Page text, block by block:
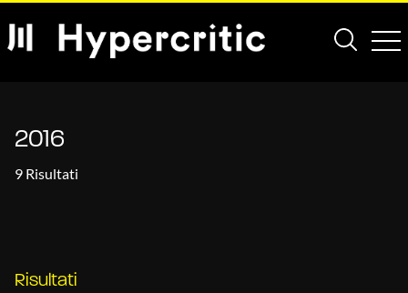
2016
9 Risultati
Risultati